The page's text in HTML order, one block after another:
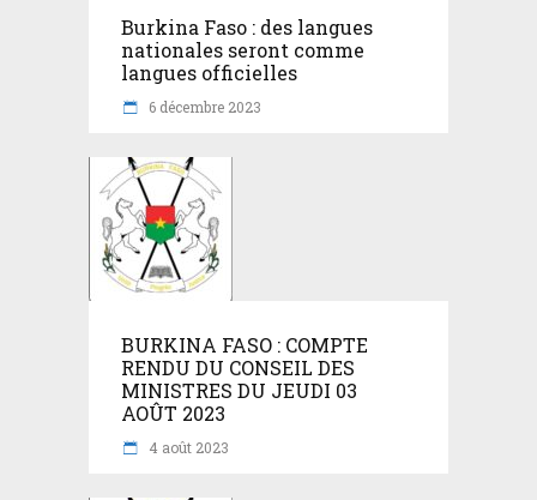
Burkina Faso : des langues
nationales seront comme
langues officielles
6 décembre 2023
BURKINA FASO : COMPTE
RENDU DU CONSEIL DES
MINISTRES DU JEUDI 03
AOÛT 2023
4 août 2023